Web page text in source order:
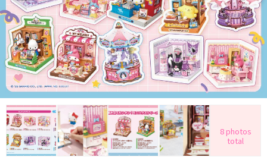
8 photos
total